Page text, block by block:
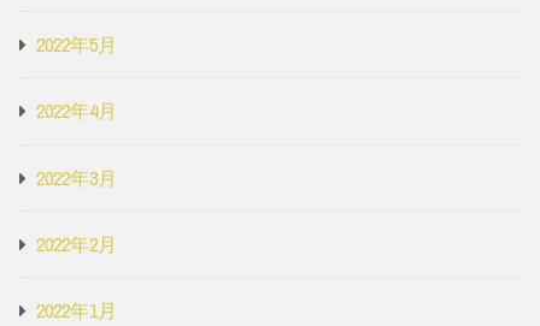
2022年5月
2022年4月
2022年3月
2022年2月
2022年1月